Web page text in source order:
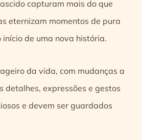
capturam mais do que
eternizam momentos de pura
início de uma nova história.
da vida, com mudanças a
detalhes, expressões e gestos
e devem ser guardados